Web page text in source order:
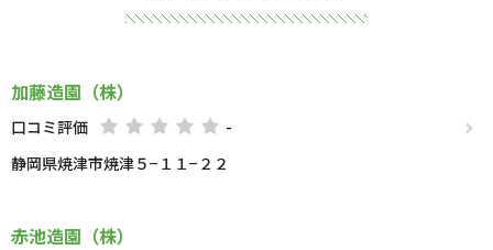
加藤造園（株）
口コミ評価
-
静岡県焼津市焼津５−１１−２２
赤池造園（株）